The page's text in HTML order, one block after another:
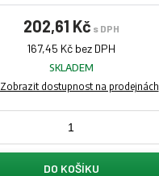
202,61 Kč s DPH
167,45 Kč bez DPH
SKLADEM
Zobrazit dostupnost na prodejnách
DO KOŠÍKU